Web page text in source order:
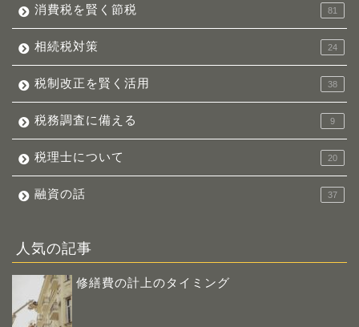
消費税を賢く節税 81
相続税対策 24
税制改正を賢く活用 38
税務調査に備える 9
税理士について 20
融資の話 37
人気の記事
修繕費の計上のタイミング